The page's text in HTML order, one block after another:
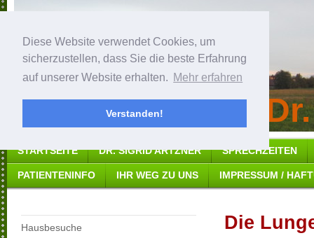
Diese Website verwendet Cookies, um
sicherzustellen, dass Sie die beste Erfahrung
auf unserer Website erhalten. Mehr erfahren
Verstanden!
Hausarztpraxis
STARTSEITE DR. SIGRID ARTZNER SPRECHZEITEN
PATIENTENINFO IHR WEG ZU UNS IMPRESSUM /
Hausbesuche Die